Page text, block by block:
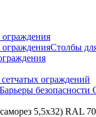
Столбы
ограждений
Барьеры
5,5х32) RAL